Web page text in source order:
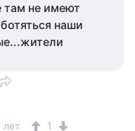
там не имеют
наши
лет 1